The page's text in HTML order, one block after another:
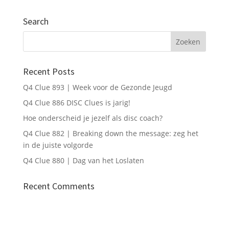
Search
Recent Posts
Q4 Clue 893 | Week voor de Gezonde Jeugd
Q4 Clue 886 DISC Clues is jarig!
Hoe onderscheid je jezelf als disc coach?
Q4 Clue 882 | Breaking down the message: zeg het
in de juiste volgorde
Q4 Clue 880 | Dag van het Loslaten
Recent Comments